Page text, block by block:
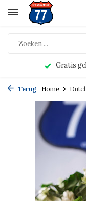
Gratis
Terug Home